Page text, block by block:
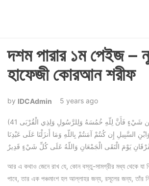
দশম পারার ১ম পেইজ –
হাফেজী কোরআন শরীফ
IDCAdmin 5 years ago
(41 وَاعْلَمُواْ أَنَّمَا غَنِمْتُم مِّن شَيْءٍ فَأَنَّ لِلّهِ خُمُسَهُ وَلِلرَّسُولِ وَلِذِي الْقُرْبَى
السَّبِيلِ إِن كُنتُمْ آمَنتُمْ بِاللّهِ وَمَا أَنزَلْنَا عَلَى عَبْدِنَا
يَوْمَ الْتَقَى الْجَمْعَانِ وَاللّهُ عَلَى كُلِّ شَيْءٍ قَدِيرٌ
আর এ কথাও জেনে রাখ যে, কোন বস্তু-সামগ্রীর মধ্য থেকে যা
পাবে, তার এক পঞ্চমাংশ হল আল্লাহর জন্য, রসূলের জন্য, তাঁর